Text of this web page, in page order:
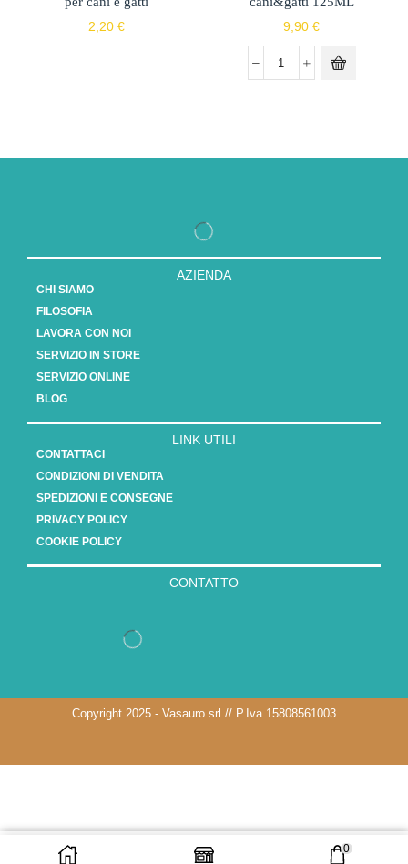
2,20 €
9,90 €
AZIENDA
CHI SIAMO
FILOSOFIA
LAVORA CON NOI
SERVIZIO IN STORE
SERVIZIO ONLINE
BLOG
LINK UTILI
CONTATTACI
CONDIZIONI DI VENDITA
SPEDIZIONI E CONSEGNE
PRIVACY POLICY
COOKIE POLICY
CONTATTO
Copyright 2025 - Vasauro srl // P.Iva 15808561003
0